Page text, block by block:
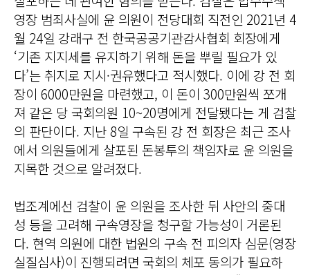
영장 범죄사실에 윤 의원이 전당대회 직전인 2021년 4
월 24일 강래구 전 한국공공기관감사협회 회장에게
‘기존 지지세를 유지하기 위해 돈을 뿌릴 필요가 있
다’는 취지로 지시·권유했다고 적시했다. 이에 강 전 회
장이 6000만원을 마련했고, 이 돈이 300만원씩 쪼개
져 같은 당 국회의원 10~20명에게 전달됐다는 게 검찰
의 판단이다. 지난 8일 구속된 강 전 회장은 최근 조사
에서 의원들에게 살포된 돈봉투의 책임자로 윤 의원을
지목한 것으로 알려졌다.
법조계에선 검찰이 윤 의원을 조사한 뒤 사안의 중대
성 등을 고려해 구속영장을 청구할 가능성이 거론된
다. 현역 의원에 대한 법원의 구속 전 피의자 심문(영장
실질심사)이 진행되려면 국회의 체포 동의가 필요하